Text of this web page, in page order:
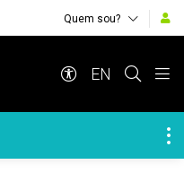
Quem sou?
EN